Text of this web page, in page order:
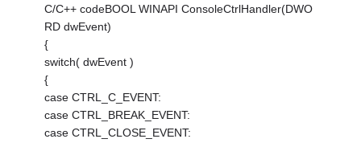
C/C++ codeBOOL WINAPI ConsoleCtrlHandler(DWO
RD dwEvent)
{
switch( dwEvent )
{
case CTRL_C_EVENT:
case CTRL_BREAK_EVENT:
case CTRL_CLOSE_EVENT: